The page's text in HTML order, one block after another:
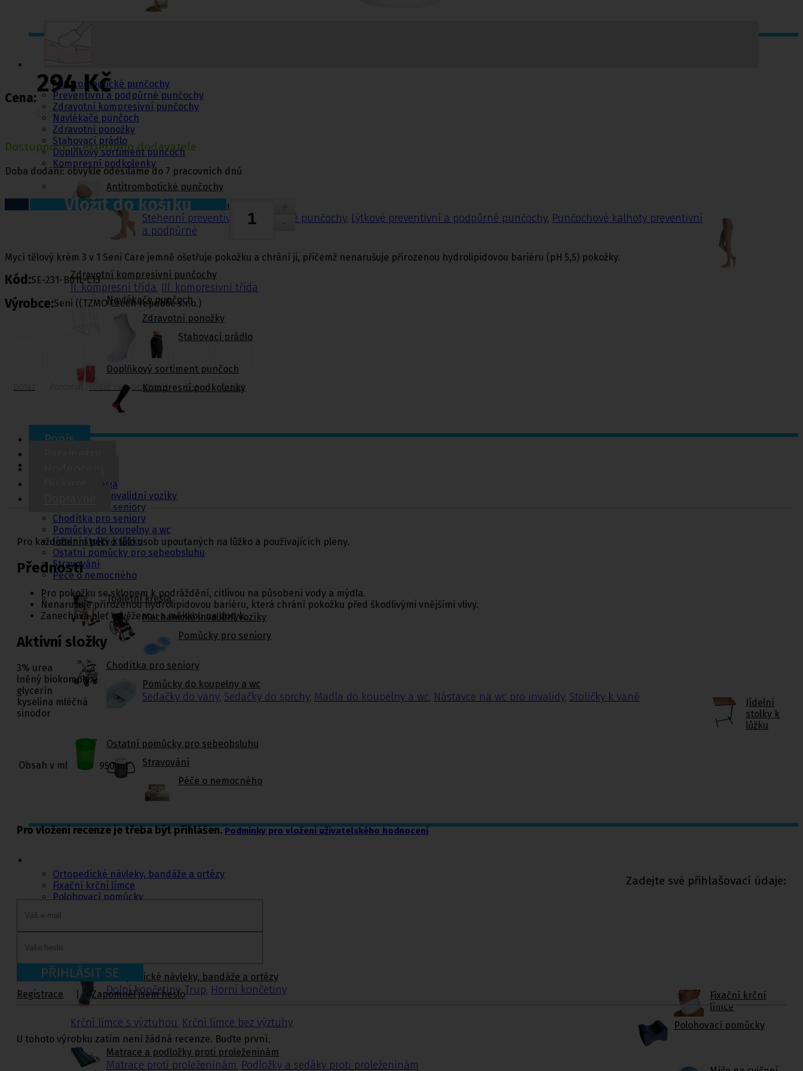
Punčochy,
ponožky
Antitrombotické punčochy
Preventivní a podpůrné punčochy
Zdravotní kompresivní punčochy
Navlékače punčoch
Zdravotní ponožky
Stahovací prádlo
Doplňkový sortiment punčoch
Kompresní podkolenky
Antitrombotické punčochy
Preventivní a podpůrné punčochy
Stehenní preventivní a podpůrné punčochy, Lýtkové preventivní a podpůrné punčochy, Punčochové kalhoty preventivní
a podpůrné
Zdravotní kompresivní punčochy
II. kompresní třída, III. kompresivní třída
Navlékače punčoch
Zdravotní ponožky
Stahovací prádlo
Doplňkový sortiment punčoch
Kompresní podkolenky
Toaletní křesla
Mechanické invalidní vozíky
Pomůcky pro seniory
Chodítka pro seniory
Pomůcky do koupelny a wc
Jídelní stolky k lůžku
Ostatní pomůcky pro sebeobsluhu
Stravování
Péče o nemocného
Toaletní křesla
Mechanické invalidní vozíky
Pomůcky pro seniory
Chodítka pro seniory
Pomůcky do koupelny a wc
Sedačky do vany, Sedačky do sprchy, Madla do koupelny a wc, Nástavce na wc pro invalidy, Stoličky k vaně
Jídelní
stolky k
lůžku
Ostatní pomůcky pro sebeobsluhu
Stravování
Péče o nemocného
Ortopedie,
Ortopedické návleky, bandáže a ortézy
Fixační krční límce
Polohovací pomůcky
Míče na cvičení a doplňky k míčům
Rehabilitační a sportovní pomůcky
Tejpovací pásky
Ortopedické vložky a korektory
Ortopedické návleky, bandáže a ortézy
Dolní končetiny,Trup, Horní končetiny
Fixační krční
límce
Krční límce s výztuhou, Krční límce bez výztuhy Polohovací pomůcky
Matrace a podložky proti proleženinám
Matrace proti proleženinám, Podložky a sedáky proti proleženinám
Cena:
294 Kč
Cena bez DPH: 243 Kč
Dostupnost: u externího dodavatele
Doba dodání: obvykle odesíláme do 7 pracovních dnů
Vložit do košíku
Mycí tělový krém 3 v 1 Seni Care jemně ošetřuje pokožku a chrání ji, přičemž nenarušuje přirozenou hydrolipidovou bariéru (pH 5,5) pokožky.
Kód:SE-231-B01L-C13
Výrobce:Seni ((TZMO Czech republic s.r.o.)
Dotaz Hlídač cen Doporučit Tisk Sdílet
Popis
Pro každodenní péči o tělo osob upoutaných na lůžko a používajících pleny.
Přednosti
Pro pokožku se sklonem k podráždění, citlivou na působení vody a mýdla.
Nenarušuje přirozenou hydrolipidovou bariéru, která chrání pokožku před škodlivými vnějšími vlivy.
Zanechává pleť osvěženou a měkkou na dotyk.
Aktivní složky
3% urea
lněný biokomplex
glycerín
kyselina mléčná
sinodor
Obsah v ml 950 ml
Pro vložení recenze je třeba být přihlášen.Podmínky pro vložení uživatelského hodnocení
Zadejte své přihlašovací údaje:
PŘIHLÁSIT SE
Registrace Zapomněl jsem heslo
U tohoto výrobku zatím není žádná recenze. Buďte první.